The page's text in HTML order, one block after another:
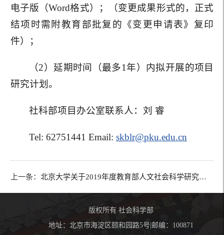
电子版（Word格式）；（变更成果形式的，正式
结项时需附教育部批复的《变更申请表》复印
件）；
（2）延期时间（最多1年）内拟开展的项目
研究计划。
社科部项目办公室联系人：刘 睿
Tel: 62751441 Email:skblr@pku.edu.cn
上一条： 北京大学关于2019年度教育部人文社会科学研究专项任务项目申报工作的通知
版权所有 社会科学部
地址：北京市海淀区颐和园路5号|邮编：100871